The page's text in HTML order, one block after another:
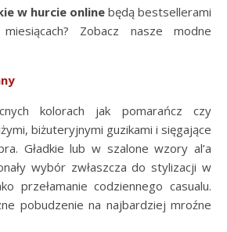
w hurcie online będą bestsellerami
Zobacz nasze modne
kolorach jak pomarańcz czy
biżuteryjnymi guzikami i sięgające
Gładkie lub w szalone wzory al’a
wybór zwłaszcza do stylizacji w
przełamanie codziennego casualu.
pobudzenie na najbardziej mroźne